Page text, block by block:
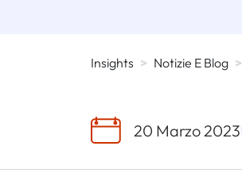
Insights > Notizie E Blog >
20 Marzo 2023